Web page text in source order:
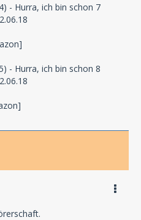
- Hurra, ich bin schon 7
- Hurra, ich bin schon 8